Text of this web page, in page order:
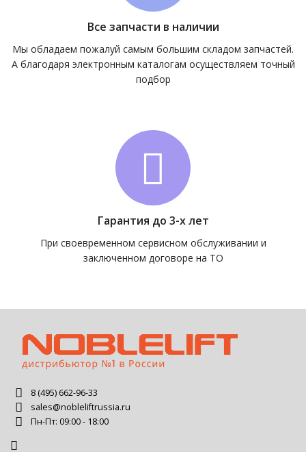
Все запчасти в наличии
Мы обладаем пожалуй самым большим складом запчастей.
А благодаря электронным каталогам осуществляем точный
подбор
Гарантия до 3-х лет
При своевременном сервисном обслуживании и
заключенном договоре на ТО
8 (495) 662-96-33
sales@nobleliftrussia.ru
Пн-Пт: 09:00 - 18:00